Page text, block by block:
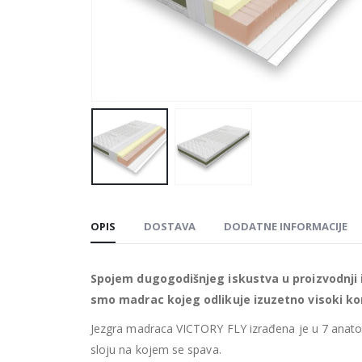
OPIS DOSTAVA DODATNE INFORMACIJE
Spojem dugogodišnjeg iskustva u
smo madrac kojeg odlikuje izuzetno visoki
Jezgra madraca VICTORY FLY izrađena je u 7
sloju na kojem se spava.